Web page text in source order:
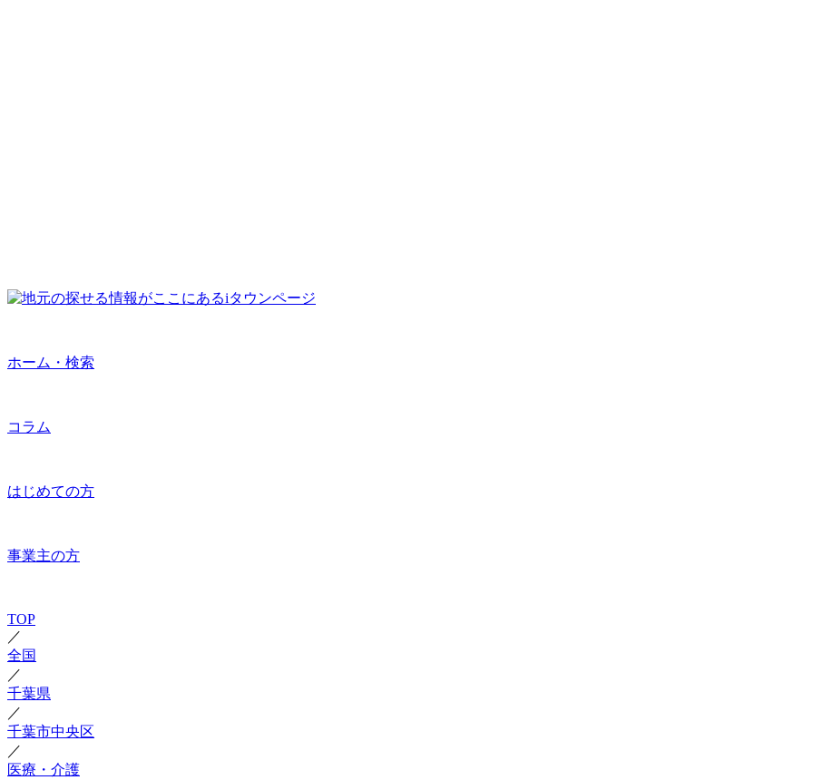
ホーム・検索
コラム
はじめての方
事業主の方
TOP
／
全国
／
千葉県
／
千葉市中央区
／
医療・介護